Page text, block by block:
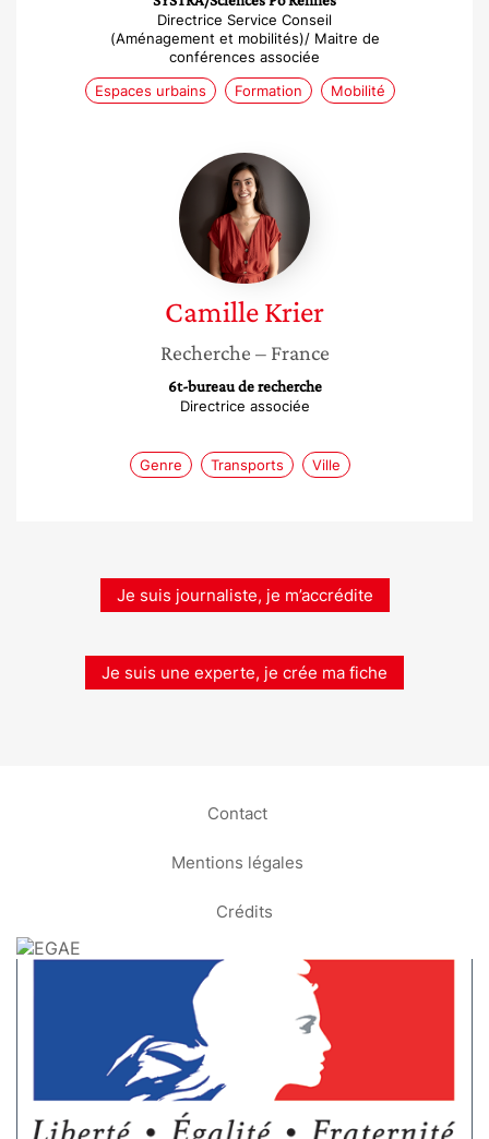
Directrice Service Conseil
(Aménagement et mobilités)/ Maitre de
conférences associée
Espaces urbains
Formation Mobilité
Camille
Krier
CamilleKrier
Recherche – France
6t-bureau de recherche
Directrice associée
Genre Transports Ville
Je suis journaliste, je m’accrédite
Je suis une experte, je crée ma fiche
Contact
Mentions légales
Crédits